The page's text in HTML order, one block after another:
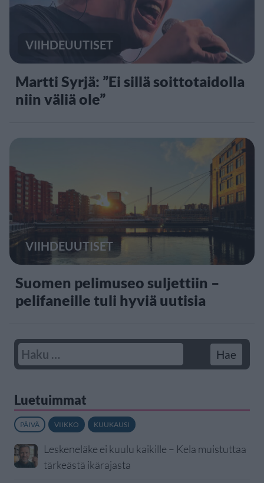
VIIHDEUUTISET
Martti Syrjä: ”Ei sillä soittotaidolla
niin väliä ole”
VIIHDEUUTISET
Suomen pelimuseo suljettiin –
pelifaneille tuli hyviä uutisia
Luetuimmat
PÄIVÄ VIIKKO KUUKAUSI
Leskeneläke ei kuulu kaikille – Kela muistuttaa
tärkeästä ikärajasta